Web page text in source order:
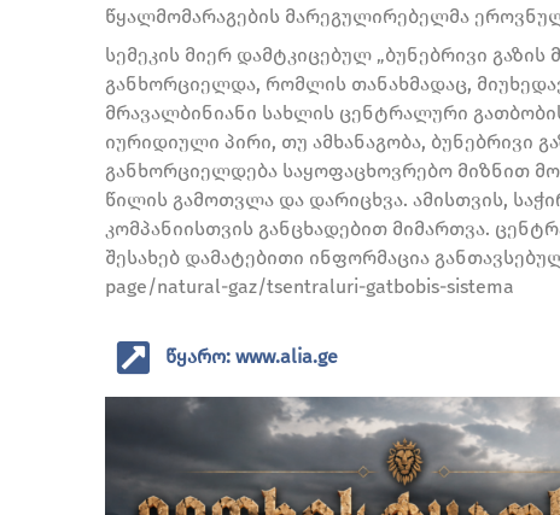
წყალმომარაგების მარეგულირებელმა
სემეკის მიერ დამტკიცებულ „ბუნებრივი
განხორციელდა, რომლის თანახმადაც,
მრავალბინიანი სახლის ცენტრალური
იურიდიული პირი, თუ ამხანაგობა, ბუნებრივი
განხორციელდება საყოფაცხოვრებო მიზნით
წილის გამოთვლა და დარიცხვა. ამისთვის,
კომპანიისთვის განცხადებით მიმართვა.
შესახებ დამატებითი ინფორმაცია
page/natural-gaz/tsentraluri-gatbobis-sistema
წყარო: www.alia.ge